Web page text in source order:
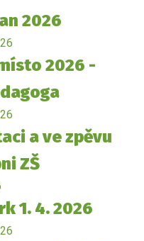
2026
2026 -
a ve zpěvu
ZŠ
1. 4. 2026